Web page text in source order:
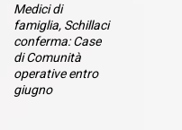
Medici di
famiglia, Schillaci
conferma: Case
di Comunità
operative entro
giugno